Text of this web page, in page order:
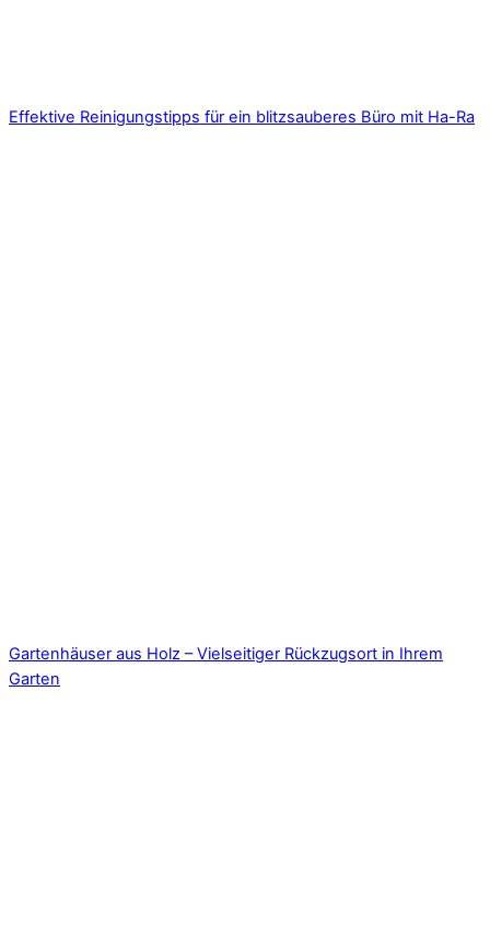
Effektive Reinigungstipps für ein blitzsauberes Büro mit Ha-Ra
Gartenhäuser aus Holz – Vielseitiger Rückzugsort in Ihrem
Garten